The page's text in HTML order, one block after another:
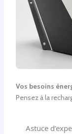
Vos besoins
Pensez à la
Astuce